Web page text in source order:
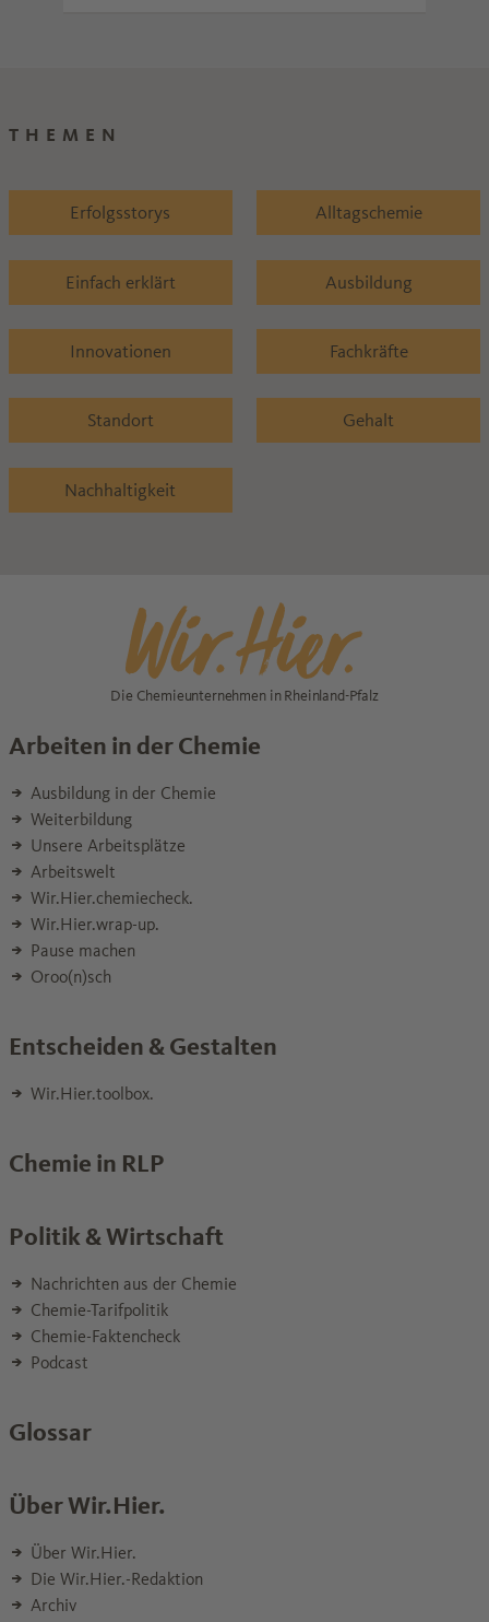
THEMEN
Erfolgsstorys Alltagschemie
Einfach erklärt Ausbildung
Innovationen Fachkräfte
Standort Gehalt
Nachhaltigkeit
Die Chemieunternehmen in Rheinland-Pfalz
Arbeiten in der Chemie
Ausbildung in der Chemie
Weiterbildung
Unsere Arbeitsplätze
Arbeitswelt
Wir.Hier.chemiecheck.
Wir.Hier.wrap-up.
Pause machen
Oroo(n)sch
Entscheiden & Gestalten
Wir.Hier.toolbox.
Chemie in RLP
Politik & Wirtschaft
Nachrichten aus der Chemie
Chemie-Tarifpolitik
Chemie-Faktencheck
Podcast
Glossar
Über Wir.Hier.
Über Wir.Hier.
Die Wir.Hier.-Redaktion
Archiv